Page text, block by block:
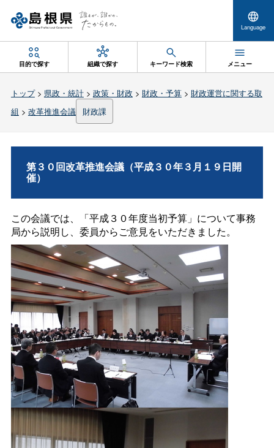
Language
目的で探す 組織で探す キーワード検索 メニュー
トップ> 県政・統計> 政策・財政 > 財政・予算> 財政運営に関する取
組 > 改革推進会議 財政課
第３０回改革推進会議（平成３０年３月１９日開
催）
この会議では、「平成３０年度当初予算」について事務
局から説明し、委員からご意見をいただきました。